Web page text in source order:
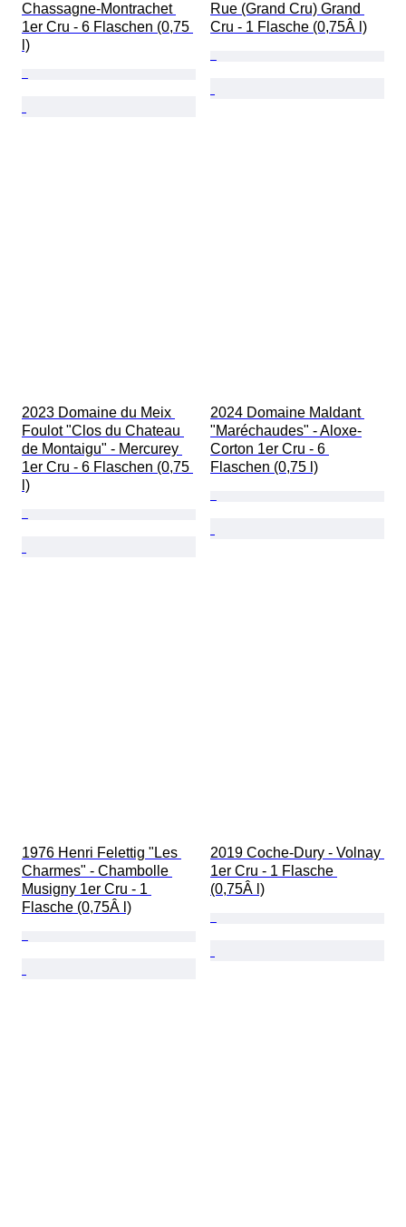
Chassagne-Montrachet
1er Cru - 6 Flaschen (0,75
l)
Rue (Grand Cru) Grand
Cru - 1 Flasche (0,75Â l)
2023 Domaine du Meix
Foulot "Clos du Chateau
de Montaigu" - Mercurey
1er Cru - 6 Flaschen (0,75
l)
2024 Domaine Maldant
"Maréchaudes" - Aloxe-
Corton 1er Cru - 6
Flaschen (0,75 l)
1976 Henri Felettig "Les
Charmes" - Chambolle
Musigny 1er Cru - 1
Flasche (0,75Â l)
2019 Coche-Dury - Volnay
1er Cru - 1 Flasche
(0,75Â l)